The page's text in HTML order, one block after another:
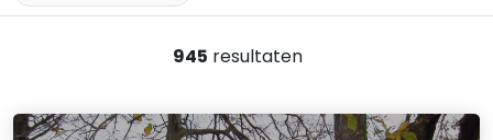
945 resultaten